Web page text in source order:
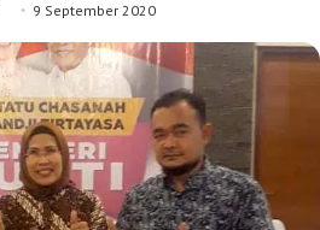
9 September 2020